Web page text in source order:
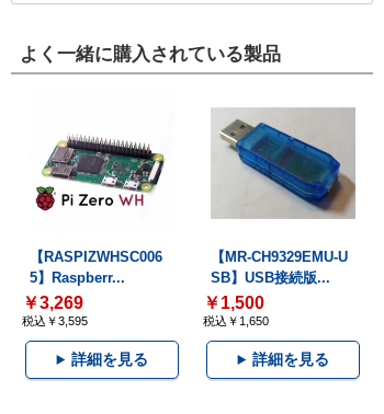
よく一緒に購入されている製品
【RASPIZWHSC006
5】Raspberr...
￥3,269
税込￥3,595
詳細を見る
【MR-CH9329EMU-U
SB】USB接続版...
￥1,500
税込￥1,650
詳細を見る